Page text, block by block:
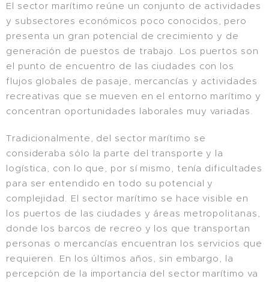
El sector marítimo reúne un conjunto de actividades
y subsectores económicos poco conocidos, pero
presenta un gran potencial de crecimiento y de
generación de puestos de trabajo. Los puertos son
el punto de encuentro de las ciudades con los
flujos globales de pasaje, mercancías y actividades
recreativas que se mueven en el entorno marítimo y
concentran oportunidades laborales muy variadas.
Tradicionalmente, del sector marítimo se
consideraba sólo la parte del transporte y la
logística, con lo que, por sí mismo, tenía dificultades
para ser entendido en todo su potencial y
complejidad. El sector marítimo se hace visible en
los puertos de las ciudades y áreas metropolitanas,
donde los barcos de recreo y los que transportan
personas o mercancías encuentran los servicios que
requieren. En los últimos años, sin embargo, la
percepción de la importancia del sector marítimo va